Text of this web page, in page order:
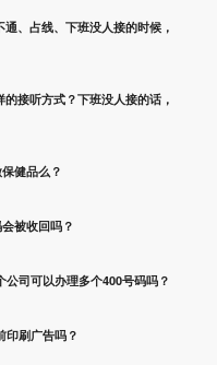
、占线、下班没人接的时候，
接听方式？下班没人接的话，
健品么？
被收回吗？
司可以办理多个400号码吗？
印刷广告吗？